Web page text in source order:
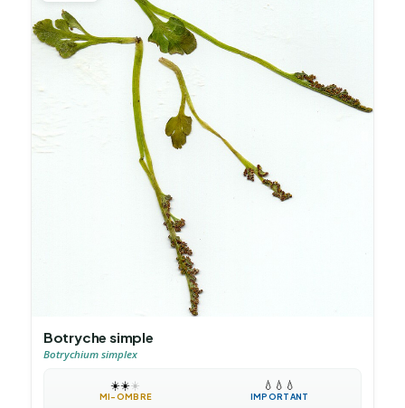
Botryche simple
Botrychium simplex
☀️☀️☀️
MI-OMBRE
💧 💧 💧
IMPORTANT